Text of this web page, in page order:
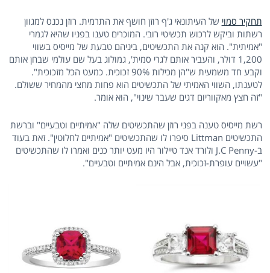
תחקיר סמוי של העיתונאי ג'ף רוזן חושף את התרמית. רוזן נכנס למגוון
רשתות וביקש לרכוש תכשיטי רובי. המוכרים טענו בפניו שהיא לגמרי
"אמיתית". הוא קנה את התכשיטים, ביניהם טבעת של מייסיס בשווי
1,200 דולר, והעביר אותם לגרי סמית', גמולוג בעל שם עולמי שבחן אותם
וקבע חד משמעית ש"הן מכילות 90% זכוכית. כמעט הכל מזכוכית".
לטענתו, השווי האמיתי של התכשיטים הוא פחות מחצי מהמחיר ששולם.
"זה חצץ מאקווריום דגים שעבר שינוי", הוא אומר.
רשת מייסיס טענה בפני רוזן שהתכשיטים שלה "אמיתיים וטבעיים" וברשת
התכשיטים Littman סיפרו לו שהתכשיטים "אמיתיים לחלוטין". זאת בעוד
ב-J.C Penny ולורד אנד טיילור היו מעט יותר כנים ואמרו לו שהתכשיטים
"עשויים עופרת-זכוכית, אבל הינם אמיתיים וטבעיים".